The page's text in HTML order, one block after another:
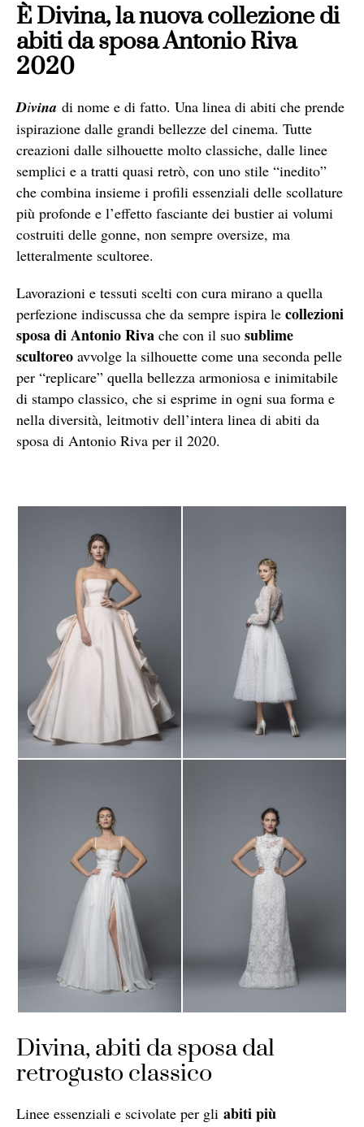
È Divina, la nuova collezione di
abiti da sposa Antonio Riva
2020
Divina di nome e di fatto. Una linea di abiti che prende
ispirazione dalle grandi bellezze del cinema. Tutte
creazioni dalle silhouette molto classiche, dalle linee
semplici e a tratti quasi retrò, con uno stile “inedito”
che combina insieme i profili essenziali delle scollature
più profonde e l’effetto fasciante dei bustier ai volumi
costruiti delle gonne, non sempre oversize, ma
letteralmente scultoree.
Lavorazioni e tessuti scelti con cura mirano a quella
perfezione indiscussa che da sempre ispira le collezioni
sposa di Antonio Riva che con il suo sublime
scultoreo avvolge la silhouette come una seconda pelle
per “replicare” quella bellezza armoniosa e inimitabile
di stampo classico, che si esprime in ogni sua forma e
nella diversità, leitmotiv dell’intera linea di abiti da
sposa di Antonio Riva per il 2020.
Divina, abiti da sposa dal
retrogusto classico
Linee essenziali e scivolate per gli abiti più